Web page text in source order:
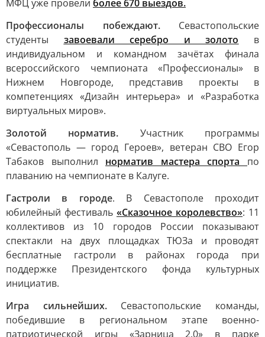
МФЦ уже провели более 670 выездов.
Профессионалы побеждают. Севастопольские
студенты завоевали серебро и золото в
индивидуальном и командном зачётах финала
всероссийского чемпионата «Профессионалы» в
Нижнем Новгороде, представив проекты в
компетенциях «Дизайн интерьера» и «Разработка
виртуальных миров».
Золотой норматив. Участник программы
«Севастополь — город Героев», ветеран СВО Егор
Табаков выполнил норматив мастера спорта по
плаванию на чемпионате в Калуге.
Гастроли в городе. В Севастополе проходит
юбилейный фестиваль «Сказочное королевство»: 11
коллективов из 10 городов России показывают
спектакли на двух площадках ТЮЗа и проводят
бесплатные гастроли в районах города при
поддержке Президентского фонда культурных
инициатив.
Игра сильнейших.Севастопольские команды,
победившие в региональном этапе военно-
патриотической игры «Зарница 2.0» в парке